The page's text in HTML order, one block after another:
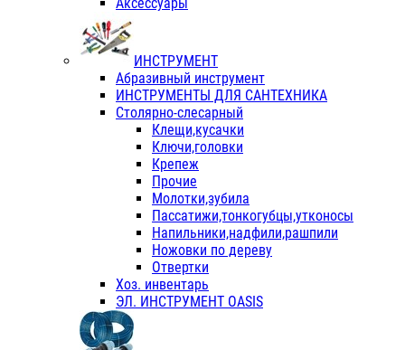
ИНСТРУМЕНТ
Абразивный инструмент
ИНСТРУМЕНТЫ ДЛЯ САНТЕХНИКА
Столярно-слесарный
Клещи,кусачки
Ключи,головки
Крепеж
Прочие
Молотки,зубила
Пассатижи,тонкогубцы,утконосы
Напильники,надфили,рашпили
Ножовки по дереву
Отвертки
Хоз. инвентарь
ЭЛ. ИНСТРУМЕНТ OASIS